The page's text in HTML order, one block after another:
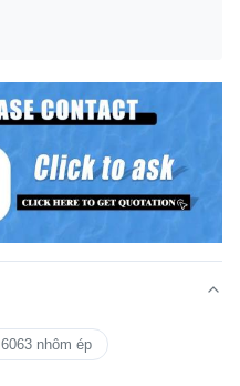
6063 nhôm ép